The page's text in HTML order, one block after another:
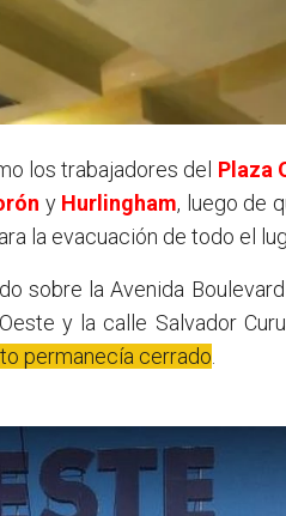
los trabajadores del Plaza
y Hurlingham, luego de
la evacuación de todo el
sobre la Avenida
y la calle Salvador
permanecía cerrado